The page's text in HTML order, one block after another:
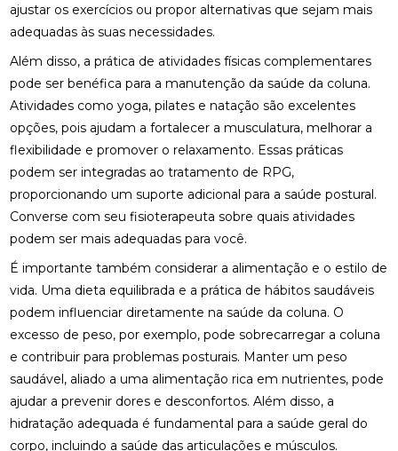
ajustar os exercícios ou propor alternativas que sejam mais
adequadas às suas necessidades.
Além disso, a prática de atividades físicas complementares
pode ser benéfica para a manutenção da saúde da coluna.
Atividades como yoga, pilates e natação são excelentes
opções, pois ajudam a fortalecer a musculatura, melhorar a
flexibilidade e promover o relaxamento. Essas práticas
podem ser integradas ao tratamento de RPG,
proporcionando um suporte adicional para a saúde postural.
Converse com seu fisioterapeuta sobre quais atividades
podem ser mais adequadas para você.
É importante também considerar a alimentação e o estilo de
vida. Uma dieta equilibrada e a prática de hábitos saudáveis
podem influenciar diretamente na saúde da coluna. O
excesso de peso, por exemplo, pode sobrecarregar a coluna
e contribuir para problemas posturais. Manter um peso
saudável, aliado a uma alimentação rica em nutrientes, pode
ajudar a prevenir dores e desconfortos. Além disso, a
hidratação adequada é fundamental para a saúde geral do
corpo, incluindo a saúde das articulações e músculos.
FISIOTERAPIA VESTIBULAR PARA LABIRINTITE:
COMO ALIVIAR SINTOMAS E MELHORAR O
EQUILÍBRIO
FISIOTERAPIA VESTIBULAR PARA LABIRINTITE: O
GUIA COMPLETO
FISIOTERAPIA: BENEFÍCIOS E IMPORTÂNCIA DA
REABILITAÇÃO FÍSICA
SUA SAÚDE
FISIOTERAPIA: BENEFÍCIOS E TRATAMENTOS
MELHORES CLÍNICAS DE OSTEOPATIA
MELHORES CLÍNICAS DE QUIROPRAXIA PARA
ALÍVIO DA DOR E BEM-ESTAR
MELHORES PALMILHAS JOANETE PARA CONFORTO
TOTAL
O QUE É QUIROPRAXIA E COMO ELA PODE
BENEFICIAR SUA SAÚDE